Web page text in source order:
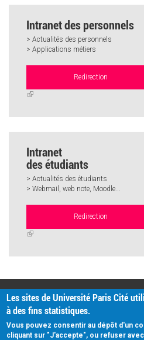
Intranet des personnels
> Actualités des personnels
> Applications métiers
Redirection
(link
Intranet
des étudiants
> Actualités des étudiants
> Webmail, web note, Moodle...
Redirection
(link
PRATIQUE
Plan d'accès
Intranet
Mentions légales
Données personnelles
Les sites de Université Paris Cité
à des fins statistiques.
Vous pouvez consentir au dépôt d'un
cliquant sur "J'accepte", ou refuser